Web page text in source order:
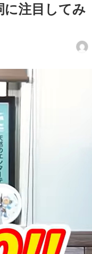
に注目してみ